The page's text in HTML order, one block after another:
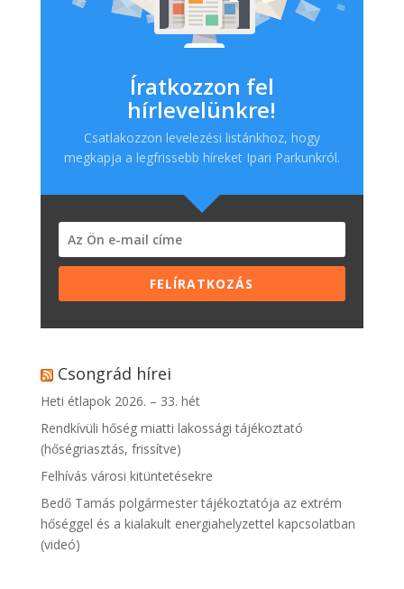
Íratkozzon fel
hírlevelünkre!
Csatlakozzon levelezési listánkhoz, hogy
megkapja a legfrissebb híreket Ipari Parkunkról.
FELÍRATKOZÁS
Csongrád hírei
Heti étlapok 2026. – 33. hét
Rendkívüli hőség miatti lakossági tájékoztató
(hőségriasztás, frissítve)
Felhívás városi kitüntetésekre
Bedő Tamás polgármester tájékoztatója az extrém
hőséggel és a kialakult energiahelyzettel kapcsolatban
(videó)